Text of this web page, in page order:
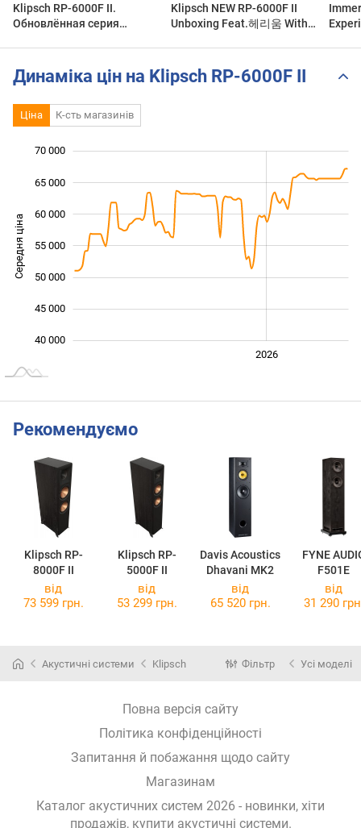
Klipsch RP-6000F II.
Обновлённая серия
600F.
Klipsch NEW RP-6000F II
Unboxing Feat.헤리움 With
RP 시리즈 언박싱 영상입니
다.)
Динаміка цін на Klipsch RP-6000F II
Ціна К-сть магазинів
Середня ціна 40 000
40 000
45 000
50 000
55 000
60 000
65 000
70 000
2026
Рекомендуємо
Klipsch RP-
8000F II
Klipsch RP-
5000F II
Davis Acoustics
Dhavani MK2
FYNE
F501E
від
73 599 грн.
від
53 299 грн.
від
65 520 грн.
від
31 290
Акустичні системи Klipsch Фільтр Усі моделі
Повна версія сайту
Політика конфіденційності
Запитання й побажання щодо сайту
Магазинам
Каталог акустичних систем 2026 - новинки, хіти
продажів, купити акустичні системи.